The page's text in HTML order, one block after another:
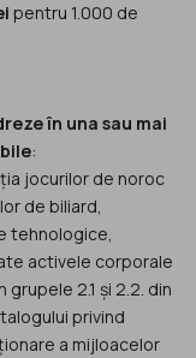
pentru 1.000 de
în una sau mai
:
jocurilor de noroc
de biliard,
tehnologice,
activele corporale
2.1 și 2.2. din
privind
a mijloacelor